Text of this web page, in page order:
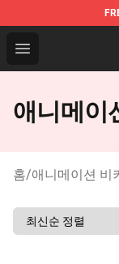
Open menu
Anime Bikini
애니메이
홈/애니메이션 비